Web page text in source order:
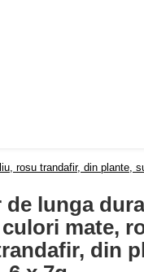
rosu trandafir, din plante,
lunga
mate,
din